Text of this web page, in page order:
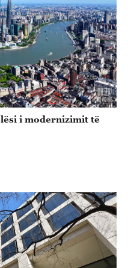
i modernizimit të